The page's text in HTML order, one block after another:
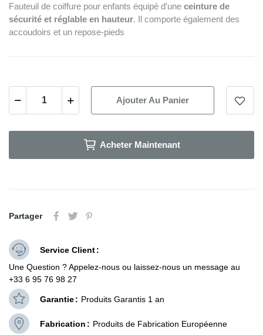
Fauteuil de coiffure pour enfants équipé d'une ceinture de
sécurité et réglable en hauteur. Il comporte également des
accoudoirs et un repose-pieds
Ajouter Au Panier
Acheter Maintenant
Partager
Service Client
Une Question ? Appelez-nous ou laissez-nous un message au
+33 6 95 76 98 27
Garantie Produits Garantis 1 an
Fabrication Produits de Fabrication Européenne